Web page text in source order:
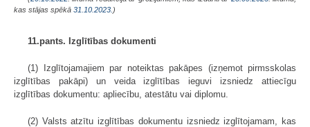
kas stājas spēkā 31.10.2023. )
11.pants. Izglītības dokumenti
(1) Izglītojamajiem par noteiktas pakāpes (izņemot pirmsskolas
izglītības pakāpi) un veida izglītības ieguvi izsniedz attiecīgu
izglītības dokumentu: apliecību, atestātu vai diplomu.
(2) Valsts atzītu izglītības dokumentu izsniedz izglītojamam, kas